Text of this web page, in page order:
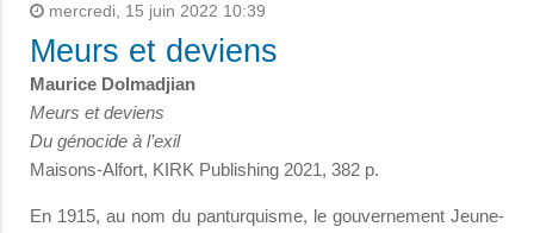
mercredi, 15 juin 2022 10:39
Meurs et deviens
Maurice Dolmadjian
Meurs et deviens
Du génocide à l’exil
Maisons-Alfort, KIRK Publishing 2021, 382 p.
En 1915, au nom du panturquisme, le gouvernement Jeune-